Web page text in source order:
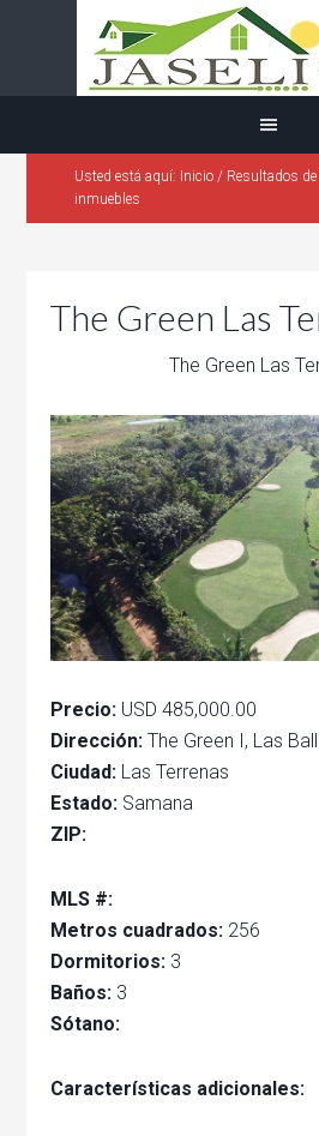
Usted está aquí: Inicio / Resultados
inmuebles
The Green Las
The Green Las
Precio: USD 485,000.00
Dirección: The Green I, Las
Ciudad: Las Terrenas
Estado: Samana
ZIP:
MLS #:
Metros cuadrados: 256
Dormitorios: 3
Baños: 3
Sótano:
Características adicionales: